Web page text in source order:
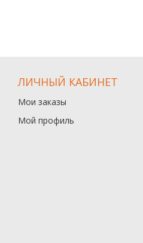
ЛИЧНЫЙ КАБИНЕТ
Мои заказы
Мой профиль